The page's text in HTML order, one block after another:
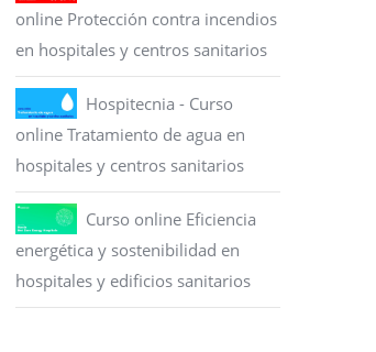
online Protección contra incendios
en hospitales y centros sanitarios
Hospitecnia - Curso
online Tratamiento de agua en
hospitales y centros sanitarios
Curso online Eficiencia
energética y sostenibilidad en
hospitales y edificios sanitarios